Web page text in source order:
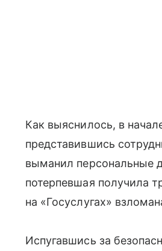
Как выяснилось, в
представившись
выманил персональные
потерпевшая получила
на «Госуслугах»
Испугавшись за